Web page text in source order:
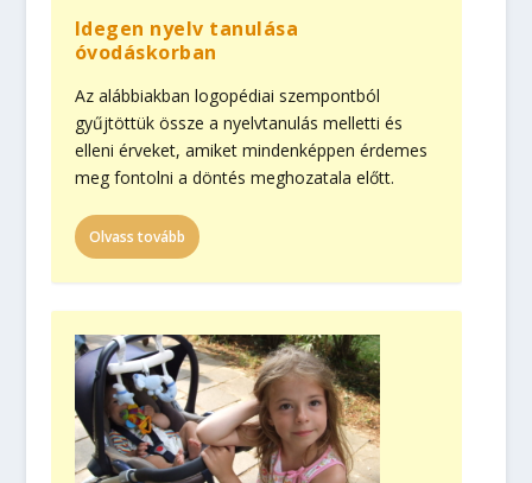
Idegen nyelv tanulása
óvodáskorban
Az alábbiakban logopédiai szempontból
gyűjtöttük össze a nyelvtanulás melletti és
elleni érveket, amiket mindenképpen érdemes
meg fontolni a döntés meghozatala előtt.
Olvass tovább